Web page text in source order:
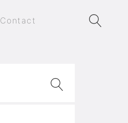
Contact